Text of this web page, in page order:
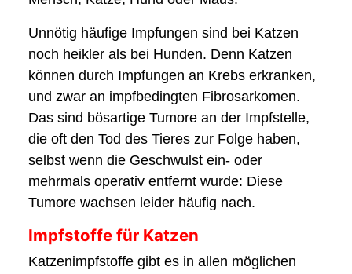
Unnötig häufige Impfungen sind bei Katzen
noch heikler als bei Hunden. Denn Katzen
können durch Impfungen an Krebs erkranken,
und zwar an impfbedingten Fibrosarkomen.
Das sind bösartige Tumore an der Impfstelle,
die oft den Tod des Tieres zur Folge haben,
selbst wenn die Geschwulst ein- oder
mehrmals operativ entfernt wurde: Diese
Tumore wachsen leider häufig nach.
Impfstoffe für Katzen
Katzenimpfstoffe gibt es in allen möglichen